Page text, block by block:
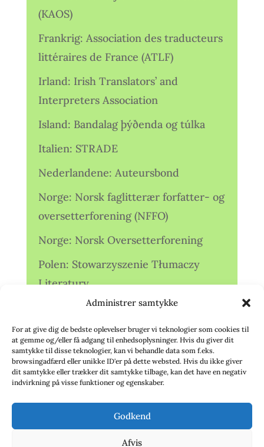
Administrer samtykke
For at give dig de bedste oplevelser bruger vi teknologier som cookies til
at gemme og/eller få adgang til enhedsoplysninger. Hvis du giver dit
samtykke til disse teknologier, kan vi behandle data som f.eks.
browsingadfærd eller unikke ID'er på dette websted. Hvis du ikke giver
dit samtykke eller trækker dit samtykke tilbage, kan det have en negativ
indvirkning på visse funktioner og egenskaber.
Godkend
Afvis
(KAOS)
Frankrig: Association des traducteurs
littéraires de France (ATLF)
Irland: Irish Translators’ and
Interpreters Association
Island: Bandalag þýðenda og túlka
Italien: STRADE
Nederlandene: Auteursbond
Norge: Norsk faglitterær forfatter- og
oversetterforening (NFFO)
Norge: Norsk Oversetterforening
Polen: Stowarzyszenie Tłumaczy
Literatury
Storbritannien: Translators
Association (TA)
Sverige: Översättarsektionen (Ö.)
Sverige: Översättarcentrum (ÖC)
deutschsprachiger Übersetzer (VdÜ)